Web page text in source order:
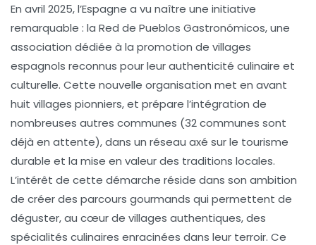
En avril 2025, l’Espagne a vu naître une initiative
remarquable : la Red de Pueblos Gastronómicos, une
association dédiée à la promotion de villages
espagnols reconnus pour leurauthenticité culinaire et
culturelle. Cette nouvelle organisation met en avant
huit villages pionniers, et prépare l’intégration de
nombreuses autres communes (32 communes sont
déjà en attente), dans un réseau axé sur le tourisme
durable et la mise en valeur des traditions locales.
L’intérêt de cette démarche réside dans son ambition
de créer des parcours gourmands qui permettent de
déguster, au cœur de villages authentiques, des
spécialités culinaires enracinées dans leur terroir. Ce